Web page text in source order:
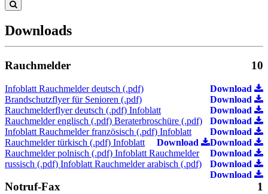
Downloads
Rauchmelder 10
Infoblatt Rauchmelder deutsch (.pdf)
Download
Brandschutzflyer für Senioren (.pdf)
Download
Rauchmelderflyer deutsch (.pdf)
Download
Infoblatt
Rauchmelder englisch (.pdf)
Download
Beraterbroschüre (.pdf)
Download
Infoblatt Rauchmelder französisch (.pdf)
Download
Infoblatt
Rauchmelder türkisch (.pdf)
Download
Infoblatt
Rauchmelder polnisch (.pdf)
Download
Infoblatt Rauchmelder
russisch (.pdf)
Download
Infoblatt Rauchmelder arabisch (.pdf)
Download
Notruf-Fax 1